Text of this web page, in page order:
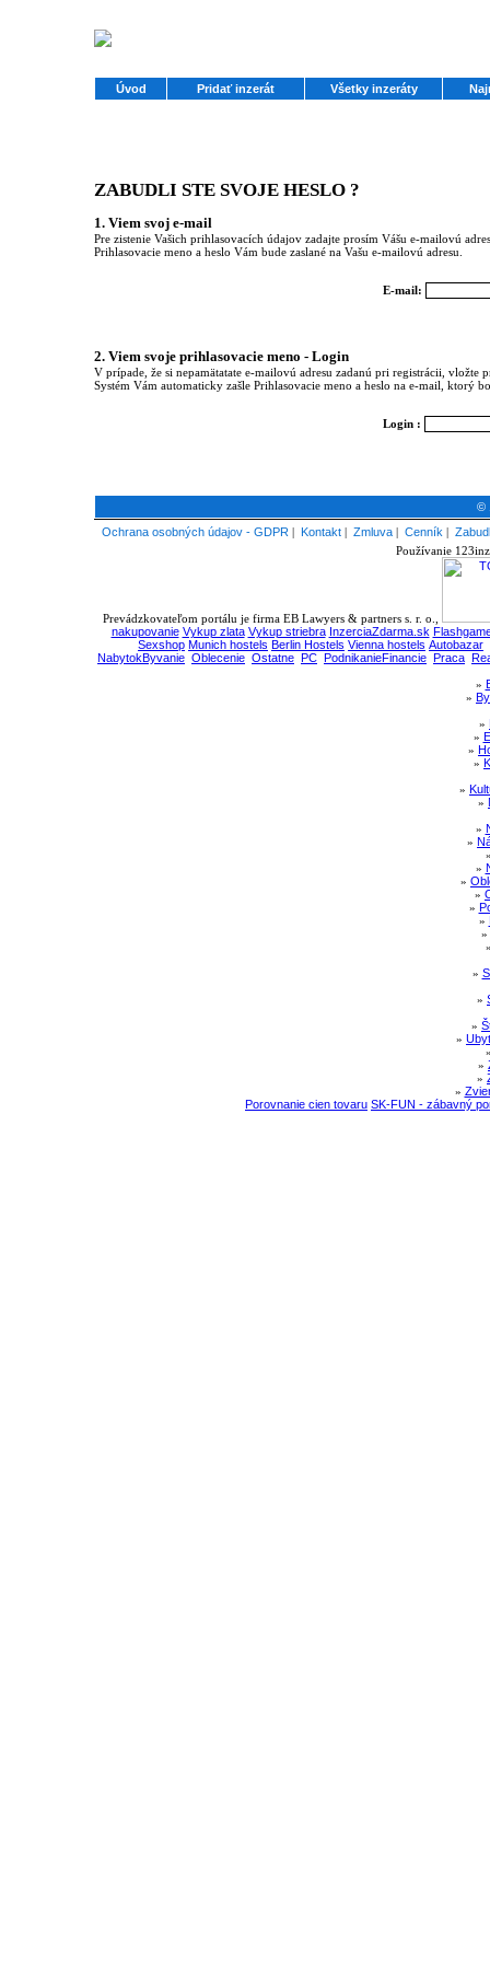
Úvod Pridať inzerát Všetky inzeráty
ZABUDLI STE SVOJE HESLO ?
1. Viem svoj e-mail
Pre zistenie Vašich prihlasovacích údajov zadajte prosím Vášu e-mailovú
Prihlasovacie meno a heslo Vám bude zaslané na Vašu e-mailovú adresu.
E-mail:
2. Viem svoje prihlasovacie meno - Login
V prípade, že si nepamätatate e-mailovú adresu zadanú pri registrácii, vložte
Systém Vám automaticky zašle Prihlasovacie meno a heslo na e-mail, ktorý
Login :
©
Ochrana osobných údajov - GDPR | Kontakt | Zmluva | Cenník |
Používanie
Prevádzkovateľom portálu je firma EB Lawyers & partners s. r. o.,
nakupovanie Vykup zlata Vykup striebra InzerciaZdarma.sk
Sexshop Munich hostels Berlin Hostels Vienna hostels Autobazar
NabytokByvanie Oblecenie Ostatne PC PodnikanieFinancie Praca
»
»
»
»
»
»
»
»
»
»
»
»
»
»
»
»
»
»
»
»
»
»
»
Porovnanie cien tovaru SK-FUN - zábavný